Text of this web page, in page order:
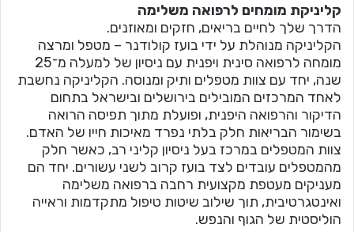
קליניקת מומחים לרפואה משלימה
הדרך שלך לחיים בריאים, חזקים ומאוזנים.
הקליניקה מנוהלת על ידי בועז קולודנר – מטפל ומרצה
מומחה לרפואה סינית ויפנית עם ניסיון של למעלה מ־25
שנה, יחד עם צוות מטפלים ותיק ומנוסה. הקליניקה נחשבת
לאחד המרכזים המובילים בירושלים ובישראל בתחום
הדיקור והרפואה היפנית, ופועלת מתוך תפיסה הרואה
בשימור הבריאות חלק בלתי נפרד מאיכות חייו של האדם.
צוות המטפלים במרכז בעל ניסיון קליני רב, כאשר חלק
מהמטפלים עובדים לצד בועז קרוב לשני עשורים. יחד הם
מעניקים מעטפת מקצועית רחבה ברפואה משלימה
ואינטגרטיבית, תוך שילוב שיטות טיפול מתקדמות וראייה
הוליסטית של הגוף והנפש.